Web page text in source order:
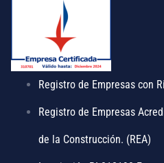
Registro de Empresas con
Registro de Empresas
de la Construcción. (REA)